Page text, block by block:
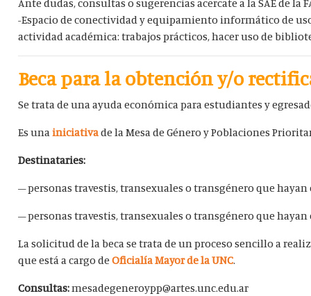
Ante dudas, consultas o sugerencias acercate a la SAE de
-Espacio de conectividad y equipamiento informático de
actividad académica: trabajos prácticos, hacer uso de
Beca para la obtención y/o
Se trata de una ayuda económica para estudiantes y
Es unainiciativade la Mesa de Género y Poblaciones
Destinataries:
– personas travestis, transexuales o transgénero que
– personas travestis, transexuales o transgénero que
La solicitud de la beca se trata de un proceso sencillo a
que está a cargo deOficialía Mayor de la UNC.
Consultas:mesadegeneroypp@artes.unc.edu.ar